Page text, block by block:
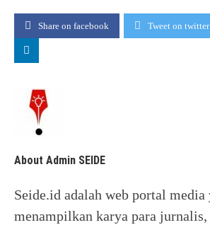
Share on facebook Tweet on twitter
About Admin SEIDE
Seide.id adalah web portal media
menampilkan karya para